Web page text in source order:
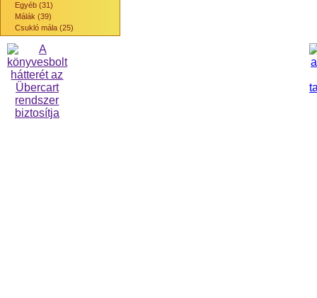
Egyéb (31)
Málák (39)
Csukló mála (25)